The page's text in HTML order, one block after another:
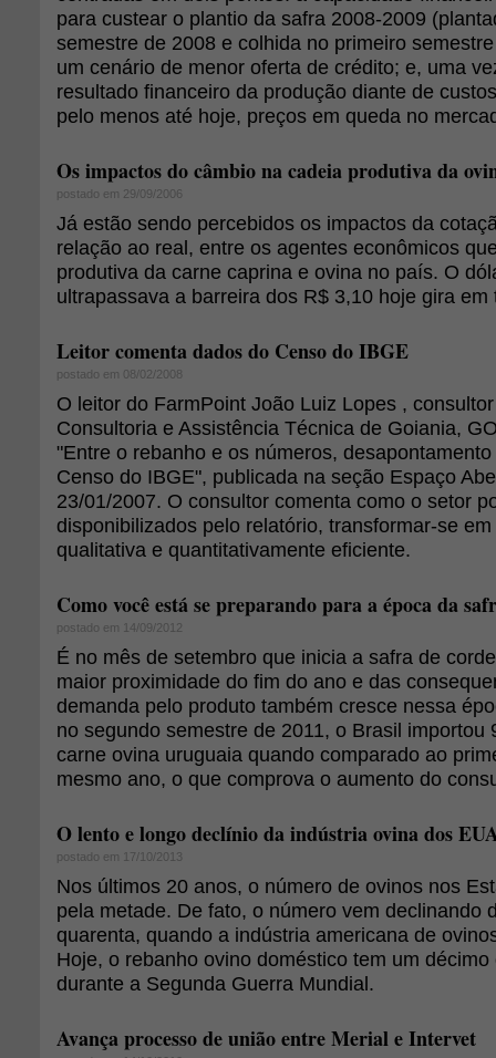
para custear o plantio da safra 2008-2009
semestre de 2008 e colhida no primeiro
um cenário de menor oferta de crédito; e, uma
resultado financeiro da produção diante de
pelo menos até hoje, preços em queda no
Os impactos do câmbio na cadeia produtiva da
postado em 29/09/2006
Já estão sendo percebidos os impactos da
relação ao real, entre os agentes econômicos
produtiva da carne caprina e ovina no país. O
ultrapassava a barreira dos R$ 3,10 hoje gira
Leitor comenta dados do Censo do IBGE
postado em 08/02/2008
O leitor do FarmPoint João Luiz Lopes ,
Consultoria e Assistência Técnica de Goiania,
"Entre o rebanho e os números,
Censo do IBGE", publicada na seção Espaço
23/01/2007. O consultor comenta como o setor
disponibilizados pelo relatório, transformar-se
qualitativa e quantitativamente eficiente.
Como você está se preparando para a época da
postado em 14/09/2012
É no mês de setembro que inicia a safra de
maior proximidade do fim do ano e das
demanda pelo produto também cresce nessa
no segundo semestre de 2011, o Brasil importou
carne ovina uruguaia quando comparado ao
mesmo ano, o que comprova o aumento do
O lento e longo declínio da indústria ovina dos
postado em 17/10/2013
Nos últimos 20 anos, o número de ovinos nos
pela metade. De fato, o número vem declinando
quarenta, quando a indústria americana de
Hoje, o rebanho ovino doméstico tem um
durante a Segunda Guerra Mundial.
Avança processo de união entre Merial e Intervet